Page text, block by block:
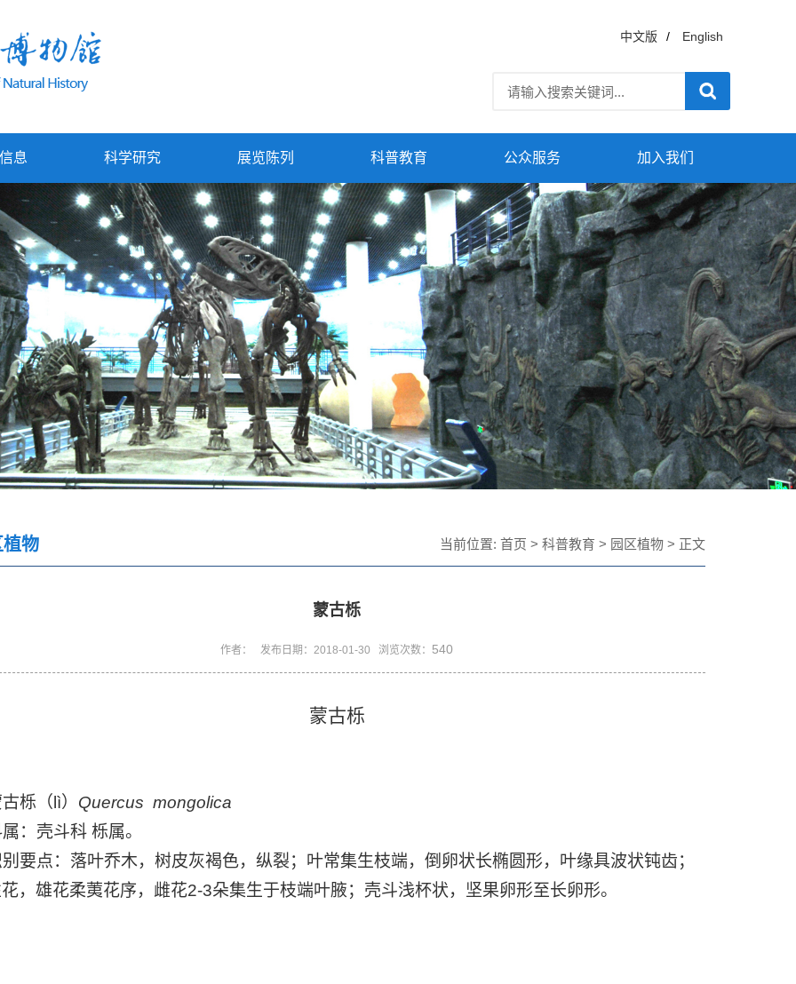
中文版 / English
息 科学研究 展览陈列 科普教育 公众服务 加入我们
植物 当前位置: 首页 > 科普教育 > 园区植物 > 正文
蒙古栎
作者： 发布日期：2018-01-30 浏览次数： 540
蒙古栎
栎（lì） Quercus mongolica
：壳斗科 栎属。
要点：落叶乔木，树皮灰褐色，纵裂；叶常集生枝端，倒卵状长椭圆形，叶缘具波状钝齿；
，雄花柔荑花序，雌花2-3朵集生于枝端叶腋；壳斗浅杯状，坚果卵形至长卵形。